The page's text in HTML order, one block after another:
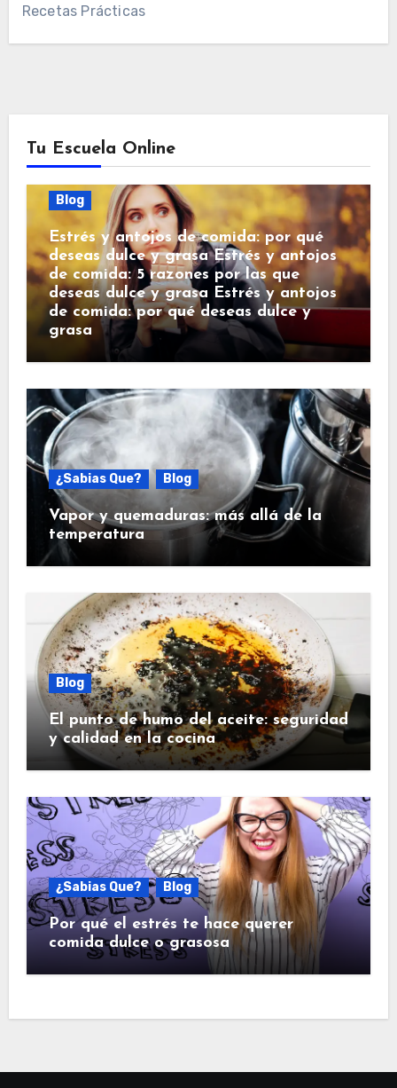
Recetas Prácticas
Tu Escuela Online
Blog
Estrés y antojos de comida: por qué
deseas dulce y grasa Estrés y antojos
de comida: 5 razones por las que
deseas dulce y grasa Estrés y antojos
de comida: por qué deseas dulce y
grasa
¿Sabias Que? Blog
Vapor y quemaduras: más allá de la
temperatura
Blog
El punto de humo del aceite: seguridad
y calidad en la cocina
¿Sabias Que? Blog
Por qué el estrés te hace querer
comida dulce o grasosa